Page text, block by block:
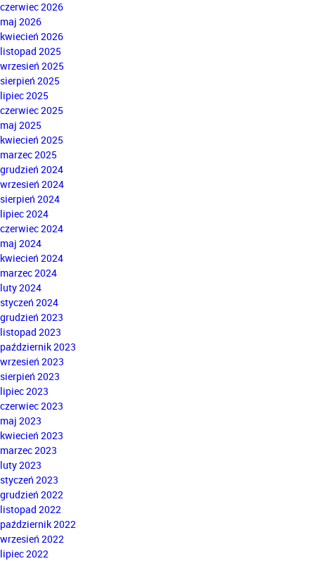
czerwiec 2026
maj 2026
kwiecień 2026
listopad 2025
wrzesień 2025
sierpień 2025
lipiec 2025
czerwiec 2025
maj 2025
kwiecień 2025
marzec 2025
grudzień 2024
wrzesień 2024
sierpień 2024
lipiec 2024
czerwiec 2024
maj 2024
kwiecień 2024
marzec 2024
luty 2024
styczeń 2024
grudzień 2023
listopad 2023
październik 2023
wrzesień 2023
sierpień 2023
lipiec 2023
czerwiec 2023
maj 2023
kwiecień 2023
marzec 2023
luty 2023
styczeń 2023
grudzień 2022
listopad 2022
październik 2022
wrzesień 2022
lipiec 2022